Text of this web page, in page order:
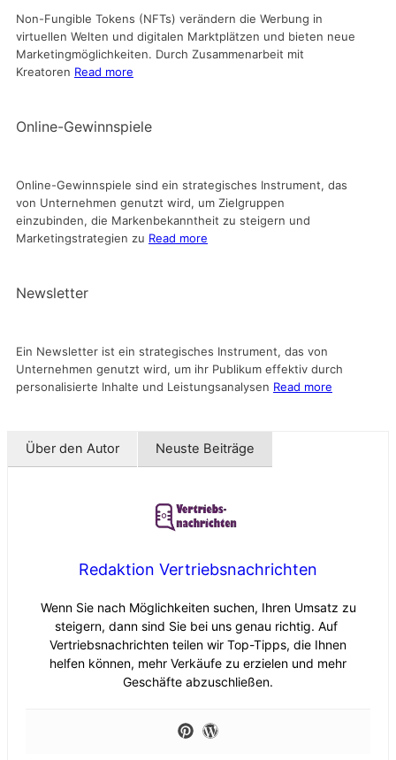
Non-Fungible Tokens (NFTs) verändern die Werbung in
virtuellen Welten und digitalen Marktplätzen und bieten neue
Marketingmöglichkeiten. Durch Zusammenarbeit mit
Kreatoren Read more
Online-Gewinnspiele
Online-Gewinnspiele sind ein strategisches Instrument, das
von Unternehmen genutzt wird, um Zielgruppen
einzubinden, die Markenbekanntheit zu steigern und
Marketingstrategien zu Read more
Newsletter
Ein Newsletter ist ein strategisches Instrument, das von
Unternehmen genutzt wird, um ihr Publikum effektiv durch
personalisierte Inhalte und Leistungsanalysen Read more
Über den Autor Neuste Beiträge
Redaktion Vertriebsnachrichten
Wenn Sie nach Möglichkeiten suchen, Ihren Umsatz zu
steigern, dann sind Sie bei uns genau richtig. Auf
Vertriebsnachrichten teilen wir Top-Tipps, die Ihnen
helfen können, mehr Verkäufe zu erzielen und mehr
Geschäfte abzuschließen.